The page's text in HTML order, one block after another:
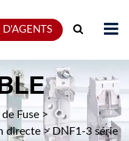
Fuse >
directe > DNF1-3 série